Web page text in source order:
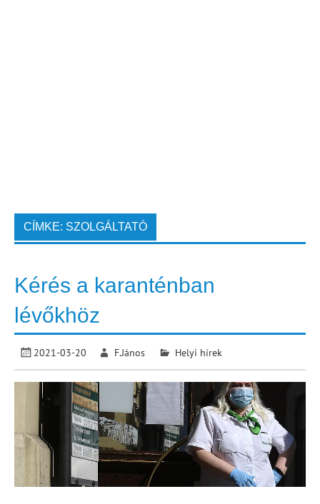
CÍMKE: SZOLGÁLTATÓ
Kérés a karanténban
lévőkhöz
2021-03-20 F.János Helyi hírek